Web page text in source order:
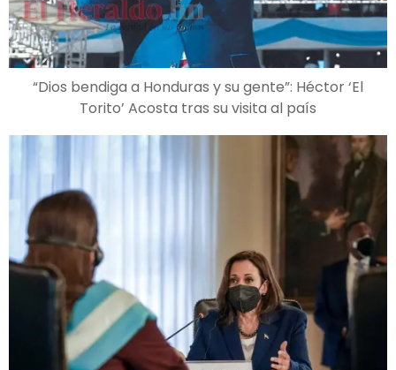
“Dios bendiga a Honduras y su gente”: Héctor ‘El
Torito’ Acosta tras su visita al país